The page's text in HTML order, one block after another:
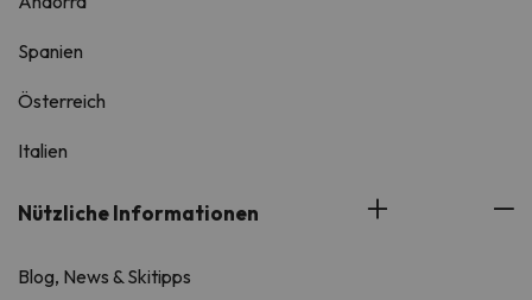
Spanien
Österreich
Italien
Nützliche Informationen
Blog, News & Skitipps